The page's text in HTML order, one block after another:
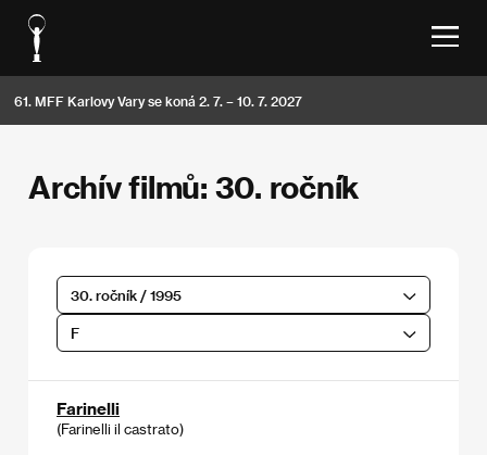
61. MFF Karlovy Vary se koná 2. 7. – 10. 7. 2027
Archív filmů: 30. ročník
30. ročník / 1995
F
Farinelli
(Farinelli il castrato)